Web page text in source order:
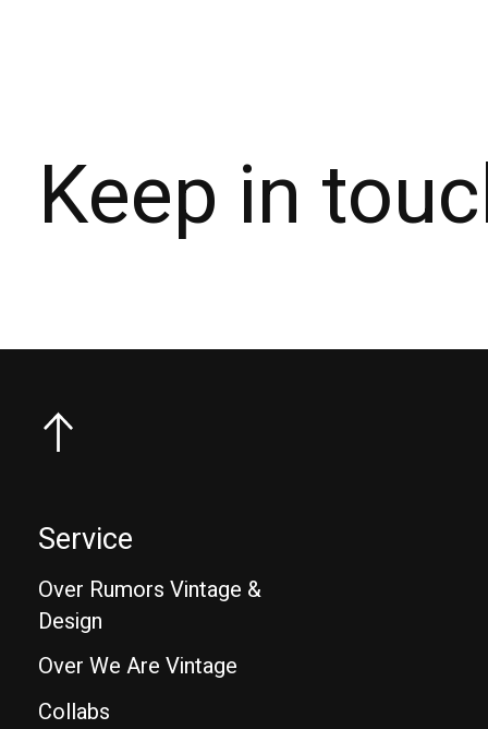
Keep in
Service
Over Rumors Vintage &
Design
Over We Are Vintage
Collabs